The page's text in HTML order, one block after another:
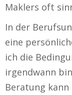
Maklers oft
In der
eine
ich die
irgendwann
Beratung